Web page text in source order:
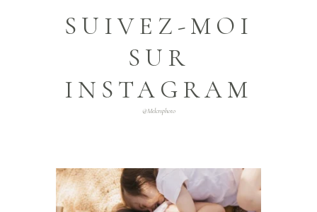
SUIVEZ-MOI
SUR
INSTAGRAM
@melcrsphoto
melcrsphoto
Mai 21